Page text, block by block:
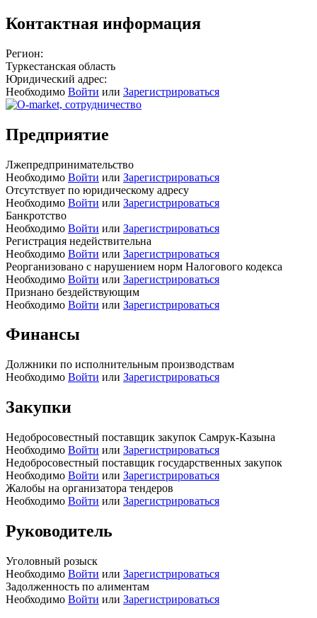
Контактная информация
Регион:
Туркестанская область
Юридический адрес:
Необходимо Войти или Зарегистрироваться
Предприятие
Лжепредпринимательство
Необходимо Войти или Зарегистрироваться
Отсутствует по юридическому адресу
Необходимо Войти или Зарегистрироваться
Банкротство
Необходимо Войти или Зарегистрироваться
Регистрация недействительна
Необходимо Войти или Зарегистрироваться
Реорганизовано с нарушением норм Налогового кодекса
Необходимо Войти или Зарегистрироваться
Признано бездействующим
Необходимо Войти или Зарегистрироваться
Финансы
Должники по исполнительным производствам
Необходимо Войти или Зарегистрироваться
Закупки
Недобросовестный поставщик закупок Самрук-Казына
Необходимо Войти или Зарегистрироваться
Недобросовестный поставщик государственных закупок
Необходимо Войти или Зарегистрироваться
Жалобы на организатора тендеров
Необходимо Войти или Зарегистрироваться
Руководитель
Уголовный розыск
Необходимо Войти или Зарегистрироваться
Задолженность по алиментам
Необходимо Войти или Зарегистрироваться